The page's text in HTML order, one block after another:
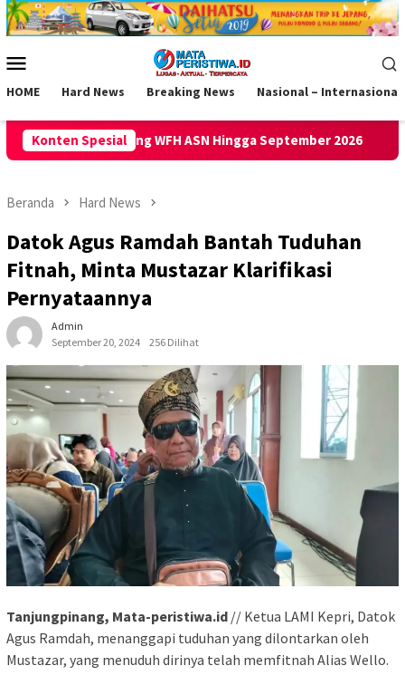
Loncat
ke
Mobile
HOME Hard News Breaking News Nasional – Internasional
Konten Spesial
Hingga September 2026 Gempa M 5,3 Guncang
Beranda Hard News
Datok Agus Ramdah Bantah Tuduhan
Fitnah, Minta Mustazar Klarifikasi
Pernyataannya
Admin
September 20, 2024
256 Dilihat
Tanjungpinang, Mata-peristiwa.id // Ketua LAMI Kepri, Datok
Agus Ramdah, menanggapi tuduhan yang dilontarkan oleh
Mustazar, yang menuduh dirinya telah memfitnah Alias Wello.